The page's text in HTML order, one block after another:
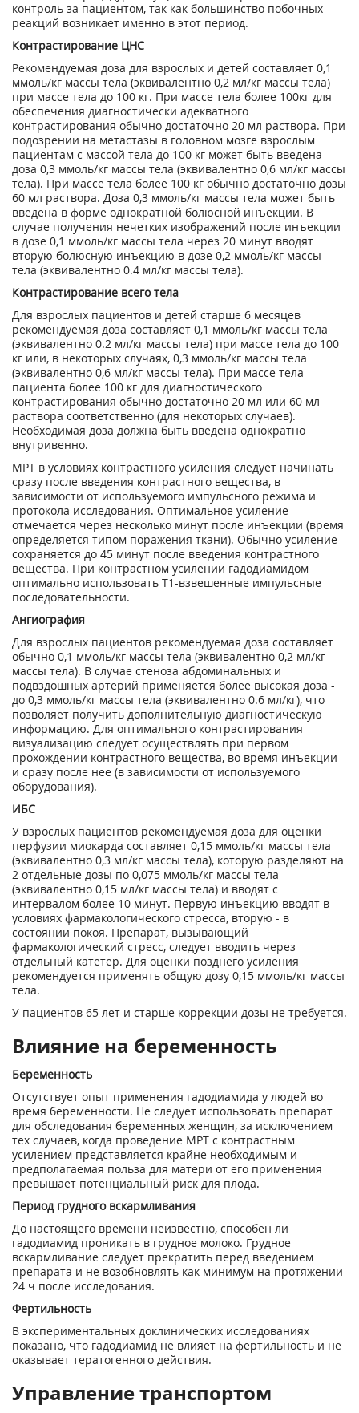
контроль за пациентом, так как большинство побочных
реакций возникает именно в этот период.
Контрастирование ЦНС
Рекомендуемая доза для взрослых и детей составляет 0,1
ммоль/кг массы тела (эквивалентно 0,2 мл/кг массы тела)
при массе тела до 100 кг. При массе тела более 100кг для
обеспечения диагностически адекватного
контрастирования обычно достаточно 20 мл раствора. При
подозрении на метастазы в головном мозге взрослым
пациентам с массой тела до 100 кг может быть введена
доза 0,3 ммоль/кг массы тела (эквивалентно 0,6 мл/кг массы
тела). При массе тела более 100 кг обычно достаточно дозы
60 мл раствора. Доза 0,3 ммоль/кг массы тела может быть
введена в форме однократной болюсной инъекции. В
случае получения нечетких изображений после инъекции
в дозе 0,1 ммоль/кг массы тела через 20 минут вводят
вторую болюсную инъекцию в дозе 0,2 ммоль/кг массы
тела (эквивалентно 0.4 мл/кг массы тела).
Контрастирование всего тела
Для взрослых пациентов и детей старше 6 месяцев
рекомендуемая доза составляет 0,1 ммоль/кг массы тела
(эквивалентно 0.2 мл/кг массы тела) при массе тела до 100
кг или, в некоторых случаях, 0,3 ммоль/кг массы тела
(эквивалентно 0,6 мл/кг массы тела). При массе тела
пациента более 100 кг для диагностического
контрастирования обычно достаточно 20 мл или 60 мл
раствора соответственно (для некоторых случаев).
Необходимая доза должна быть введена однократно
внутривенно.
МРТ в условиях контрастного усиления следует начинать
сразу после введения контрастного вещества, в
зависимости от используемого импульсного режима и
протокола исследования. Оптимальное усиление
отмечается через несколько минут после инъекции (время
определяется типом поражения ткани). Обычно усиление
сохраняется до 45 минут после введения контрастного
вещества. При контрастном усилении гадодиамидом
оптимально использовать Т1-взвешенные импульсные
последовательности.
Ангиография
Для взрослых пациентов рекомендуемая доза составляет
обычно 0,1 ммоль/кг массы тела (эквивалентно 0,2 мл/кг
массы тела). В случае стеноза абдоминальных и
подвздошных артерий применяется более высокая доза -
до 0,3 ммоль/кг массы тела (эквивалентно 0.6 мл/кг), что
позволяет получить дополнительную диагностическую
информацию. Для оптимального контрастирования
визуализацию следует осуществлять при первом
прохождении контрастного вещества, во время инъекции
и сразу после нее (в зависимости от используемого
оборудования).
ИБС
У взрослых пациентов рекомендуемая доза для оценки
перфузии миокарда составляет 0,15 ммоль/кг массы тела
(эквивалентно 0,3 мл/кг массы тела), которую разделяют на
2 отдельные дозы по 0,075 ммоль/кг массы тела
(эквивалентно 0,15 мл/кг массы тела) и вводят с
интервалом более 10 минут. Первую инъекцию вводят в
условиях фармакологического стресса, вторую - в
состоянии покоя. Препарат, вызывающий
фармакологический стресс, следует вводить через
отдельный катетер. Для оценки позднего усиления
рекомендуется применять общую дозу 0,15 ммоль/кг массы
тела.
У пациентов 65 лет и старше коррекции дозы не требуется.
Влияние на беременность
Беременность
Отсутствует опыт применения гадодиамида у людей во
время беременности. Не следует использовать препарат
для обследования беременных женщин, за исключением
тех случаев, когда проведение МРТ с контрастным
усилением представляется крайне необходимым и
предполагаемая польза для матери от его применения
превышает потенциальный риск для плода.
Период грудного вскармливания
До настоящего времени неизвестно, способен ли
гадодиамид проникать в грудное молоко. Грудное
вскармливание следует прекратить перед введением
препарата и не возобновлять как минимум на протяжении
24 ч после исследования.
Фертильность
В экспериментальных доклинических исследованиях
показано, что гадодиамид не влияет на фертильность и не
оказывает тератогенного действия.
Управление транспортом